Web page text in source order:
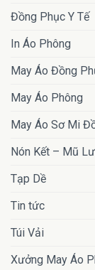
Đồng Phục Y Tế
In Áo Phông
May Áo Đồng
May Áo Phông
May Áo Sơ Mi
Nón Kết – Mũ
Tạp Dề
Tin tức
Túi Vải
Xưởng May Áo